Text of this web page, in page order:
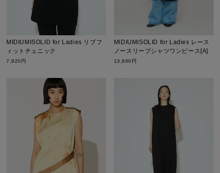
MIDIUMISOLID for Ladies リブフ
ィットチュニック
7,920円
MIDIUMISOLID for Ladies レース
ノースリーブシャツワンピース[A]
13,860円